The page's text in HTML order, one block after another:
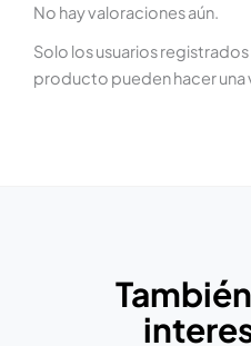
No hay valoraciones aún.
Solo los usuarios
producto pueden hacer una